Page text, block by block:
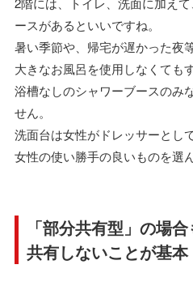
ースがあるといいですね。
暑い季節や、帰宅が遅かった夜
大きなお風呂を使用しなくても
浴槽なしのシャワーブースのみ
せん。
洗面台は女性がドレッサーとし
女性の使い勝手の良いものを選
「部分共有型」の場
共有しないことが基本